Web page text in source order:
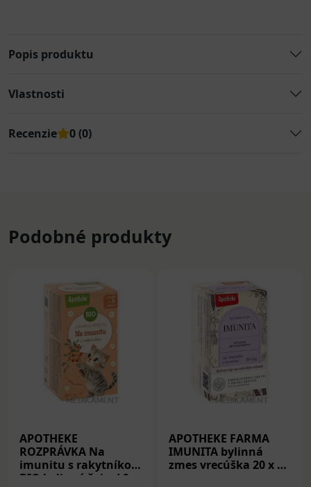
Popis produktu
Vlastnosti
Recenzie 0 (0)
Podobné produkty
APOTHEKE
ROZPRÁVKA Na
imunitu s rakytníkom
BIO bylinný čaj od 9.
APOTHEKE FARMA
IMUNITA bylinná
zmes vrecúška 20 x 2